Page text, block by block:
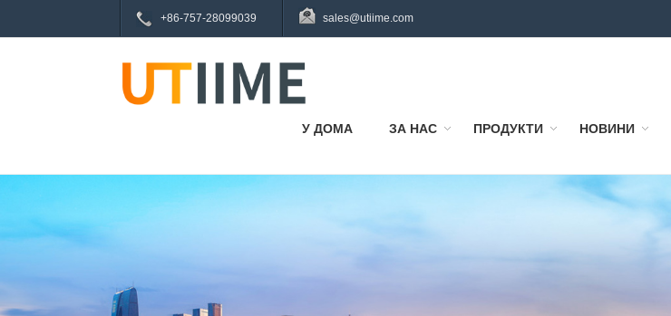
+86-757-28099039 sales@utiime.com
У ДОМА ЗА НАС ПРОДУКТИ НОВИНИ